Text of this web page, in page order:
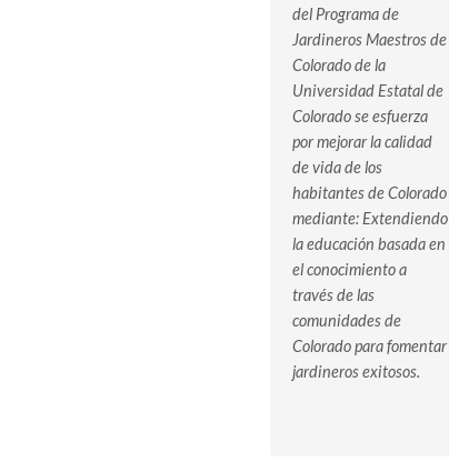
del Programa de
Jardineros Maestros de
Colorado de la
Universidad Estatal de
Colorado se esfuerza
por mejorar la calidad
de vida de los
habitantes de Colorado
mediante: Extendiendo
la educación basada en
el conocimiento a
través de las
comunidades de
Colorado para fomentar
jardineros exitosos.